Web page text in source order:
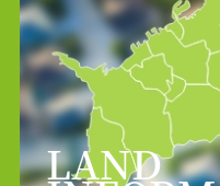
LAND